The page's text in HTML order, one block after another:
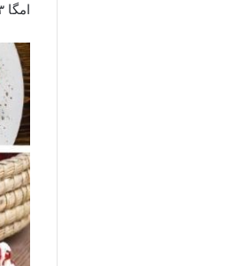
امگا ۳ شامل ماهی مانند ماهی سالمون، مغزها و حبوبات است.